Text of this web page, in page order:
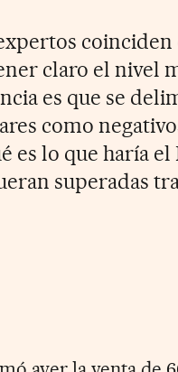
coinciden
claro el nivel
es que se
como
es lo que haría
superadas